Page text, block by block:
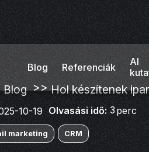
Blog Referenciák
AI
Blog >> Hol készítenek
10-19 Olvasási idő: 3 perc
marketing CRM